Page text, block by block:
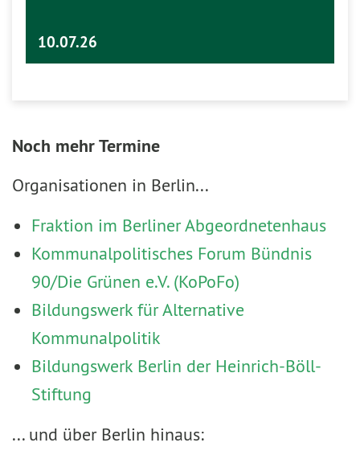
10.07.26
Noch mehr Termine
Organisationen in Berlin...
Fraktion im Berliner Abgeordnetenhaus
Kommunalpolitisches Forum Bündnis
90/Die Grünen e.V. (KoPoFo)
Bildungswerk für Alternative
Kommunalpolitik
Bildungswerk Berlin der Heinrich-Böll-
Stiftung
... und über Berlin hinaus: